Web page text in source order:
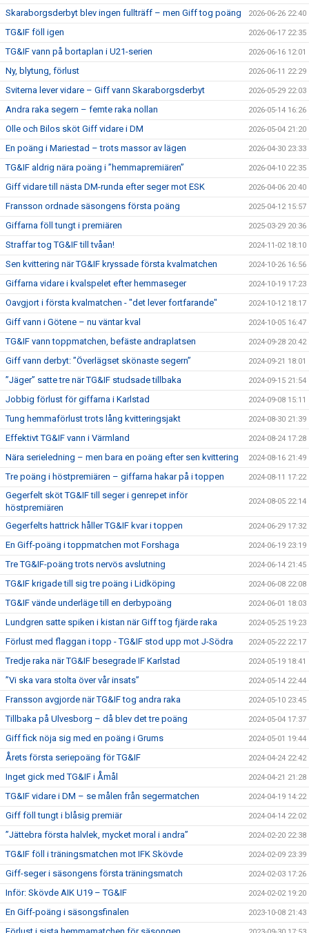
Skaraborgsderbyt blev ingen fullträff – men Giff tog poäng 2026-06-26 22:40
TG&IF föll igen 2026-06-17 22:35
TG&IF vann på bortaplan i U21-serien 2026-06-16 12:01
Ny, blytung, förlust 2026-06-11 22:29
Sviterna lever vidare – Giff vann Skaraborgsderbyt 2026-05-29 22:03
Andra raka segern – femte raka nollan 2026-05-14 16:26
Olle och Bilos sköt Giff vidare i DM 2026-05-04 21:20
En poäng i Mariestad – trots massor av lägen 2026-04-30 23:33
TG&IF aldrig nära poäng i ”hemmapremiären” 2026-04-10 22:35
Giff vidare till nästa DM-runda efter seger mot ESK 2026-04-06 20:40
Fransson ordnade säsongens första poäng 2025-04-12 15:57
Giffarna föll tungt i premiären 2025-03-29 20:36
Straffar tog TG&IF till tvåan! 2024-11-02 18:10
Sen kvittering när TG&IF kryssade första kvalmatchen 2024-10-26 16:56
Giffarna vidare i kvalspelet efter hemmaseger 2024-10-19 17:23
Oavgjort i första kvalmatchen - "det lever fortfarande" 2024-10-12 18:17
Giff vann i Götene – nu väntar kval 2024-10-05 16:47
TG&IF vann toppmatchen, befäste andraplatsen 2024-09-28 20:42
Giff vann derbyt: ”Överlägset skönaste segern” 2024-09-21 18:01
”Jäger” satte tre när TG&IF studsade tillbaka 2024-09-15 21:54
Jobbig förlust för giffarna i Karlstad 2024-09-08 15:11
Tung hemmaförlust trots lång kvitteringsjakt 2024-08-30 21:39
Effektivt TG&IF vann i Värmland 2024-08-24 17:28
Nära serieledning – men bara en poäng efter sen kvittering 2024-08-16 21:49
Tre poäng i höstpremiären – giffarna hakar på i toppen 2024-08-11 17:22
Gegerfelt sköt TG&IF till seger i genrepet inför
höstpremiären
2024-08-05 22:14
Gegerfelts hattrick håller TG&IF kvar i toppen 2024-06-29 17:32
En Giff-poäng i toppmatchen mot Forshaga 2024-06-19 23:19
Tre TG&IF-poäng trots nervös avslutning 2024-06-14 21:45
TG&IF krigade till sig tre poäng i Lidköping 2024-06-08 22:08
TG&IF vände underläge till en derbypoäng 2024-06-01 18:03
Lundgren satte spiken i kistan när Giff tog fjärde raka 2024-05-25 19:23
Förlust med flaggan i topp - TG&IF stod upp mot J-Södra 2024-05-22 22:17
Tredje raka när TG&IF besegrade IF Karlstad 2024-05-19 18:41
”Vi ska vara stolta över vår insats” 2024-05-14 22:44
Fransson avgjorde när TG&IF tog andra raka 2024-05-10 23:45
Tillbaka på Ulvesborg – då blev det tre poäng 2024-05-04 17:37
Giff fick nöja sig med en poäng i Grums 2024-05-01 19:44
Årets första seriepoäng för TG&IF 2024-04-24 22:42
Inget gick med TG&IF i Åmål 2024-04-21 21:28
TG&IF vidare i DM – se målen från segermatchen 2024-04-19 14:22
Giff föll tungt i blåsig premiär 2024-04-14 22:02
”Jättebra första halvlek, mycket moral i andra” 2024-02-20 22:38
TG&IF föll i träningsmatchen mot IFK Skövde 2024-02-09 23:39
Giff-seger i säsongens första träningsmatch 2024-02-03 17:26
Inför: Skövde AIK U19 – TG&IF 2024-02-02 19:20
En Giff-poäng i säsongsfinalen 2023-10-08 21:43